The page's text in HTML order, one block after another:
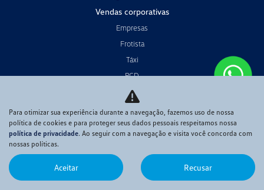
Vendas corporativas
Empresas
Frotista
Táxi
PCD
Produtor rural
Locadoras
Pós-vendas
Peças e Acessórios
Funilaria e Pintura
Para otimizar sua experiência durante a navegação, fazemos uso de nossa
política de cookies e para proteger seus dados pessoais respeitamos nossa
política de privacidade. Ao seguir com a navegação e visita você concorda com
nossas políticas.
Aceitar Recusar